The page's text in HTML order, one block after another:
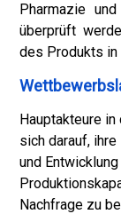
Pharmazie
überprüft
des Produkts in
Hauptakteure
sich darauf,
und
Nachfrage zu